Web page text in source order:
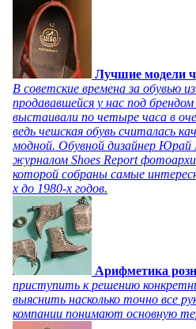
Лучшие модели
В советские времена за обувью
продававшейся у нас под
выстаивали по четыре часа в
ведь чешская обувь считалась
модной. Обувной дизайнер Юрай
журналом Shoes Report
которой собраны самые
х до 1980-х годов.
Арифметика
приступить к решению
выяснить насколько точно все
компании понимают основную